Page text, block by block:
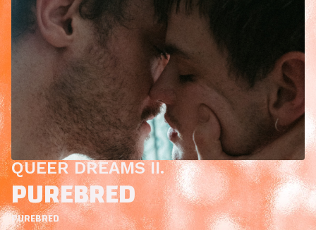
QUEER DREAMS II.
PUREBRED
PUREBRED